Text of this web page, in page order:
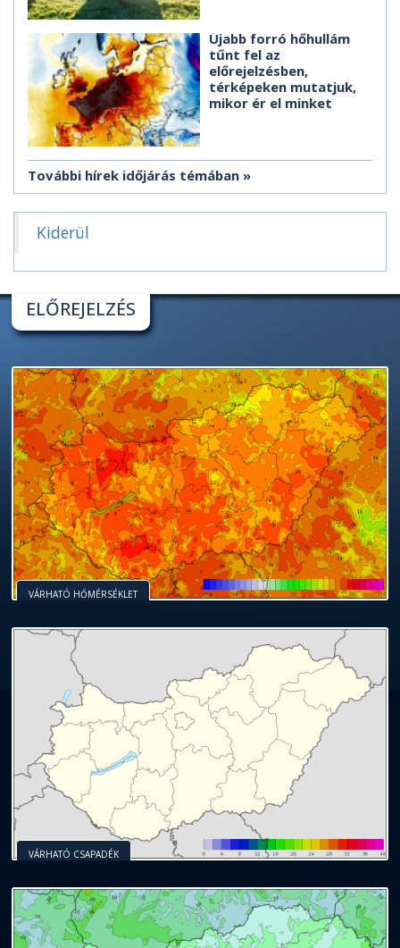
Újabb forró hőhullám
tűnt fel az
előrejelzésben,
térképeken mutatjuk,
mikor ér el minket
További hírek időjárás témában
Kiderül
ELŐREJELZÉS
VÁRHATÓ HŐMÉRSÉKLET
VÁRHATÓ CSAPADÉK